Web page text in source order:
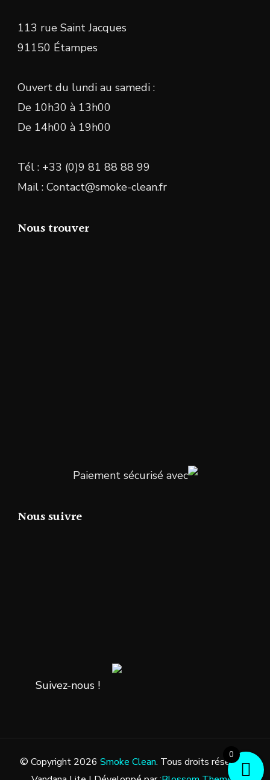
113 rue Saint Jacques
91150 Étampes
Ouvert du lundi au samedi :
De 10h30 à 13h00
De 14h00 à 19h00
Tél : +33 (0)9 81 88 88 99
Mail : Contact@smoke-clean.fr
Nous trouver
Paiement sécurisé avec
Nous suivre
Suivez-nous !
© Copyright 2026 Smoke Clean. Tous droits réservés.
0